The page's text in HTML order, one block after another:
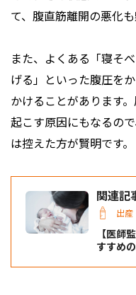
て、腹直筋離開の悪化も
また、よくある「寝そ
げる」といった腹圧を
かけることがあります
起こす原因にもなるの
は控えた方が賢明です。
関連記
出産
【医師
すすめ